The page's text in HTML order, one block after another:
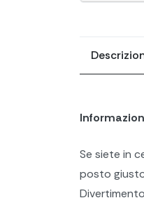
Se siete in
posto